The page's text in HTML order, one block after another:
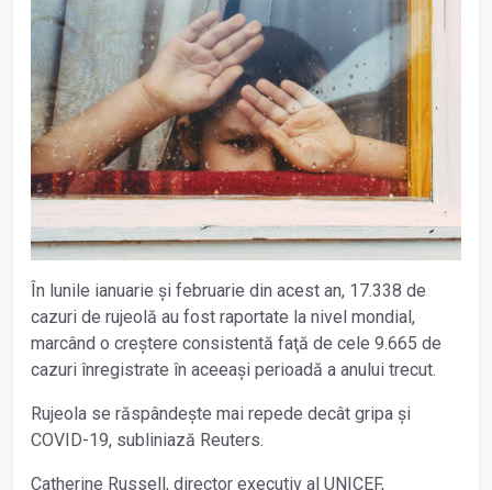
În lunile ianuarie şi februarie din acest an, 17.338 de
cazuri de rujeolă au fost raportate la nivel mondial,
marcând o creştere consistentă faţă de cele 9.665 de
cazuri înregistrate în aceeaşi perioadă a anului trecut.
Rujeola se răspândeşte mai repede decât gripa şi
COVID-19, subliniază Reuters.
Catherine Russell, director executiv al UNICEF,